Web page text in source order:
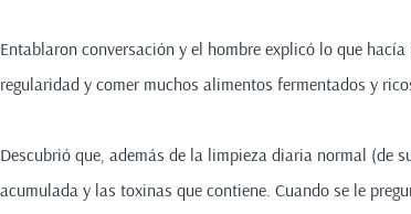
Entablaron conversación y el hombre explicó lo que
regularidad y comer muchos alimentos fermentados y
Descubrió que, además de la limpieza diaria normal (de
acumulada y las toxinas que contiene. Cuando se le